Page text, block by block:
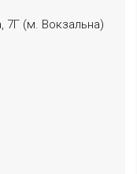
7Г (м. Вокзальна)